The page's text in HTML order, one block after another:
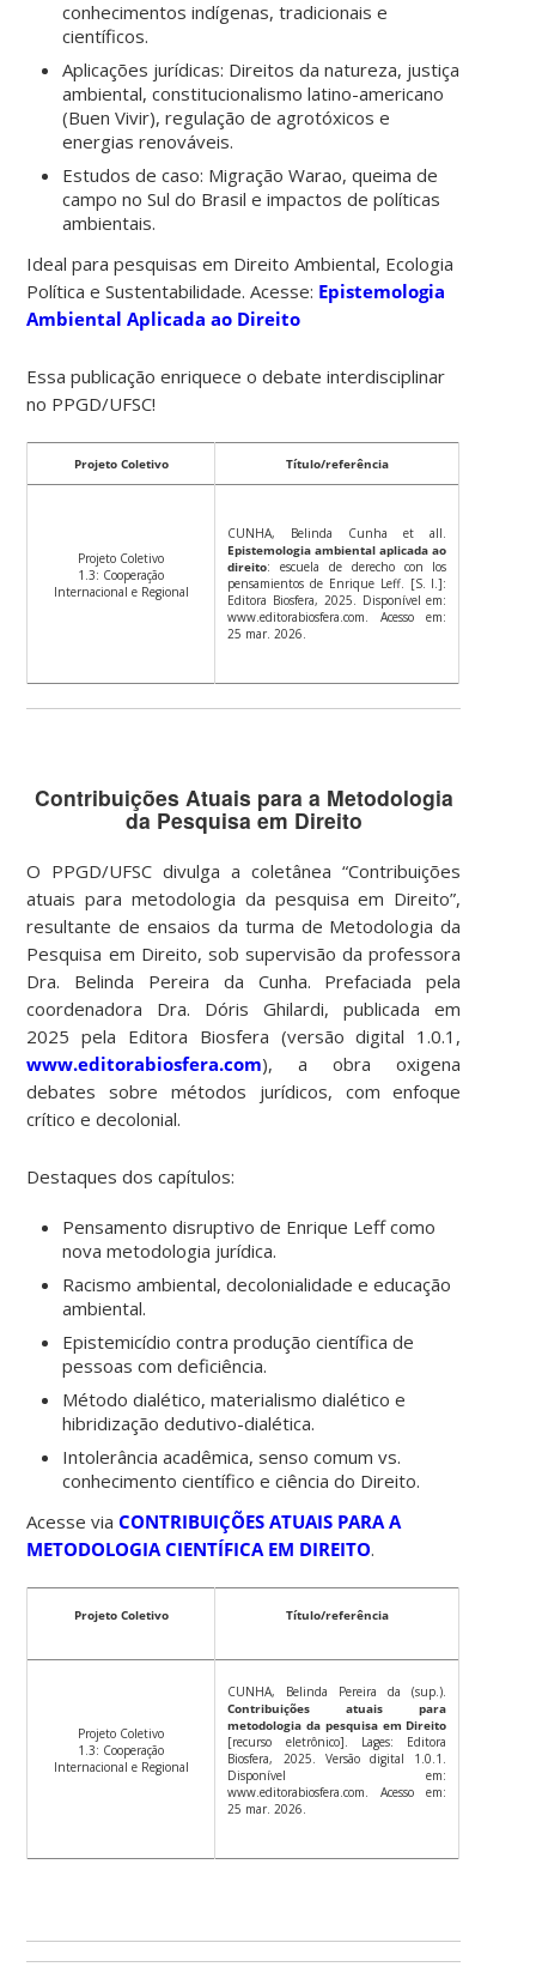
conhecimentos indígenas, tradicionais e
científicos.
Aplicações jurídicas: Direitos da natureza, justiça
ambiental, constitucionalismo latino-americano
(Buen Vivir), regulação de agrotóxicos e
energias renováveis.
Estudos de caso: Migração Warao, queima de
campo no Sul do Brasil e impactos de políticas
ambientais.
Ideal para pesquisas em Direito Ambiental, Ecologia
Política e Sustentabilidade. Acesse: Epistemologia
Ambiental Aplicada ao Direito
Essa publicação enriquece o debate interdisciplinar
no PPGD/UFSC!
Projeto Coletivo Título/referência
Projeto Coletivo
1.3: Cooperação
Internacional e Regional
CUNHA, Belinda Cunha et all.
Epistemologia ambiental aplicada ao
direito: escuela de derecho con los
pensamientos de Enrique Leff. [S. l.]:
Editora Biosfera, 2025. Disponível em:
www.editorabiosfera.com. Acesso em:
25 mar. 2026.
Contribuições Atuais para a Metodologia
da Pesquisa em Direito
O PPGD/UFSC divulga a coletânea“Contribuições
atuais para metodologia da pesquisa em Direito”,
resultante de ensaios da turma de Metodologia da
Pesquisa em Direito, sob supervisão da professora
Dra. Belinda Pereira da Cunha. Prefaciada pela
coordenadora Dra. Dóris Ghilardi, publicada em
2025 pela Editora Biosfera (versão digital 1.0.1,
www.editorabiosfera.com), a obra oxigena
debates sobre métodos jurídicos, com enfoque
crítico e decolonial.
Destaques dos capítulos:
Pensamento disruptivo de Enrique Leff como
nova metodologia jurídica.
Racismo ambiental, decolonialidade e educação
ambiental.
Epistemicídio contra produção científica de
pessoas com deficiência.
Método dialético, materialismo dialético e
hibridização dedutivo-dialética.
Intolerância acadêmica, senso comum vs.
conhecimento científico e ciência do Direito.
Acesse viaCONTRIBUIÇÕES ATUAIS PARA A
METODOLOGIA CIENTÍFICA EM DIREITO.
Projeto Coletivo Título/referência
Projeto Coletivo
1.3: Cooperação
Internacional e Regional
CUNHA, Belinda Pereira da (sup.).
Contribuições atuais para
metodologia da pesquisa em Direito
[recurso eletrônico]. Lages: Editora
Biosfera, 2025. Versão digital 1.0.1.
Disponível em:
www.editorabiosfera.com. Acesso em:
25 mar. 2026.